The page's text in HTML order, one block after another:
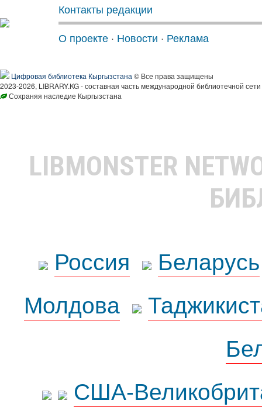
Контакты редакции
О проекте · Новости · Реклама
Цифровая библиотека Кыргызстана © Все права защищены
2023-2026, LIBRARY.KG - составная часть международной библиотечной
Сохраняя наследие Кыргызстана
LIBMONSTER
Россия
Беларусь
Молдова
США-